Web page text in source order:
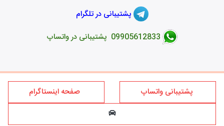
پشتیبانی در تلگرام
09905612833 پشتیبانی در واتساپ
طراحی فروشگاه اینترنتی
کلیه حقوق این سایت متعلق به برند پیراکده می‌باشد؛ استفاده از مطالب
فروشگاه اینترنتی پیراکده فقط برای مقاصد غیر تجاری و با ذکر منبع و درج
پشتیبانی واتساپ صفحه اینستاگرام